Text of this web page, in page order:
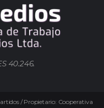
40.246.
/ Propietario: Cooperativa